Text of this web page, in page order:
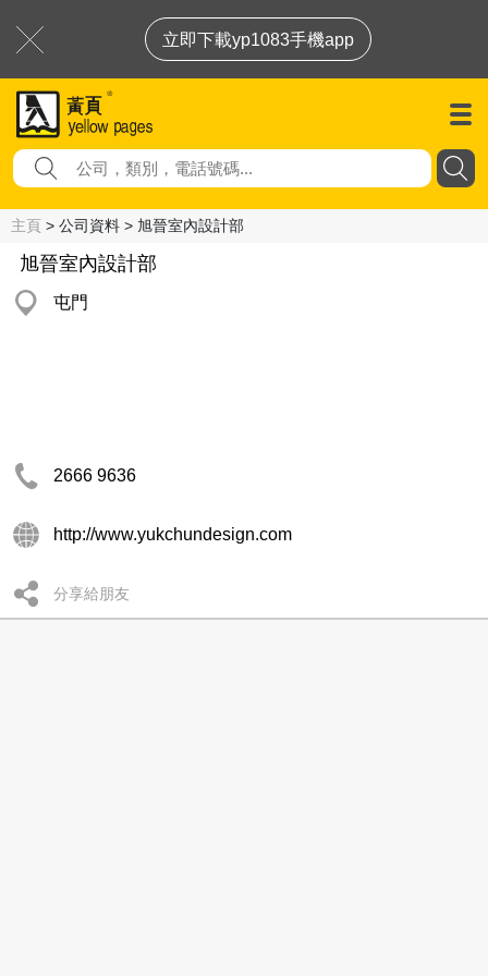
立即下載yp1083手機app
主頁 > 公司資料 > 旭晉室內設計部
旭晉室內設計部
屯門
2666 9636
http://www.yukchundesign.com
分享給朋友